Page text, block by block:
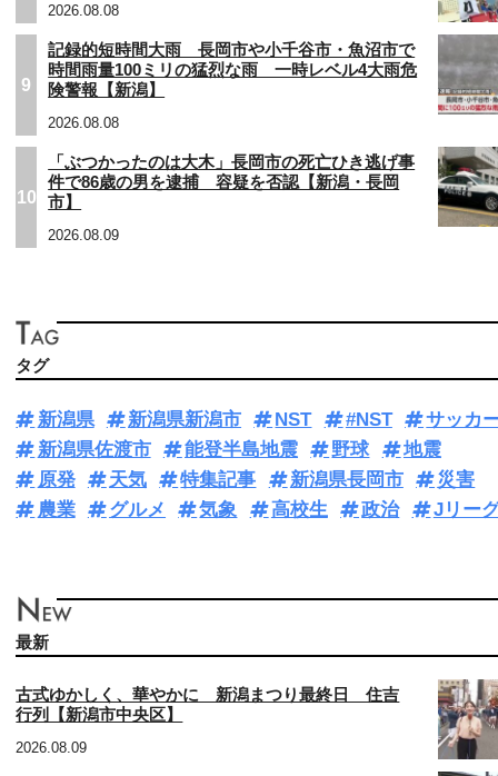
2026.08.08
9
記録的短時間大雨 長岡市や小千谷市・魚沼市で
時間雨量100ミリの猛烈な雨 一時レベル4大雨危
険警報【新潟】
2026.08.08
10
「ぶつかったのは大木」長岡市の死亡ひき逃げ事
件で86歳の男を逮捕 容疑を否認【新潟・長岡
市】
2026.08.09
タグ
新潟県 新潟県新潟市 NST #NST
サッカ
新潟県佐渡市
能登半島地震 野球
地震
原発
天気 特集記事 新潟県長岡市
災害
農業
グルメ 気象 高校生 政治 Jリー
最新
古式ゆかしく、華やかに 新潟まつり最終日 住吉
行列【新潟市中央区】
2026.08.09